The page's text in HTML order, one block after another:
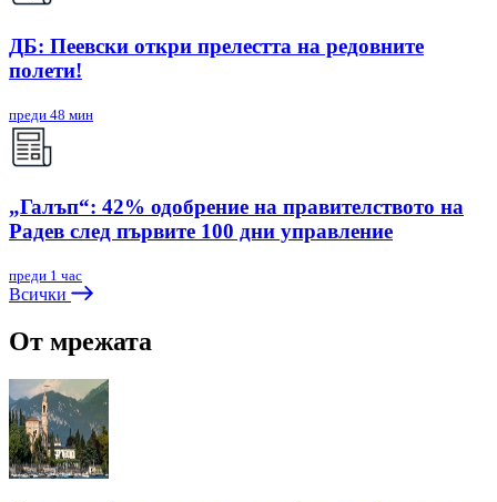
ДБ: Пеевски откри прелестта на редовните
полети!
преди 48 мин
„Галъп“: 42% одобрение на правителството на
Радев след първите 100 дни управление
преди 1 час
Всички
От мрежата